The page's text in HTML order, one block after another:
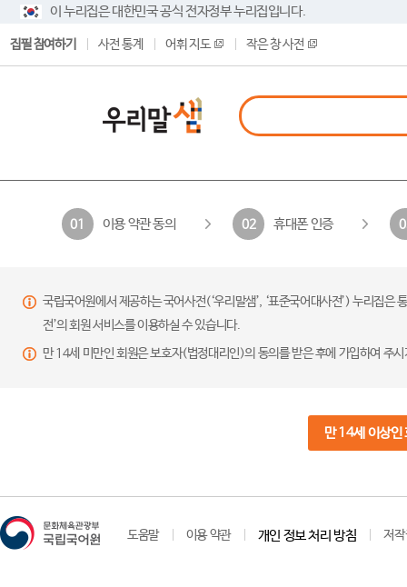
이 누리집은 대한민국 공식 전자정부 누리집입니다.
집필 참여하기 사전 통계 어휘 지도 작은 창 사전
01 이용 약관 동의 02 휴대폰 인증
국립국어원에서 제공하는 국어사전(‘우리말샘’, ‘표준국어대사전’) 누리집
전’의 회원 서비스를 이용하실 수 있습니다.
만 14세 미만인 회원은 보호자(법정대리인)의 동의를 받은 후에 가입하여 주
만 14세 이상인
도움말 이용 약관 개인 정보 처리 방침 저